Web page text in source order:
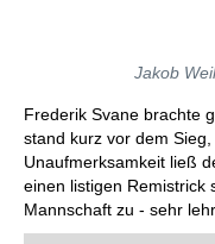
Jakob
Frederik Svane brachte
stand kurz vor dem
Unaufmerksamkeit ließ
einen listigen Remistrick
Mannschaft zu - sehr